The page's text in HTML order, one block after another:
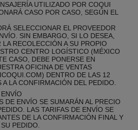
UTILIZADO POR COQUI
CASO POR CASO, SEGÚN EL
SELECCIONAR EL PROVEEDOR
SIN EMBARGO, SI LO DESEA,
RECOLECCIÓN A SU PROPIO
CENTRO LOGÍSTICO (MÉXICO
CASO, DEBE PONERSE EN
OFICINA DE VENTAS
DENTRO DE LAS 12
LA CONFIRMACIÓN DEL PEDIDO.
DE ENVÍO SE SUMARÁN AL PRECIO
LAS TARIFAS DE ENVÍO SE
DE LA CONFIRMACIÓN FINAL Y
PEDIDO.